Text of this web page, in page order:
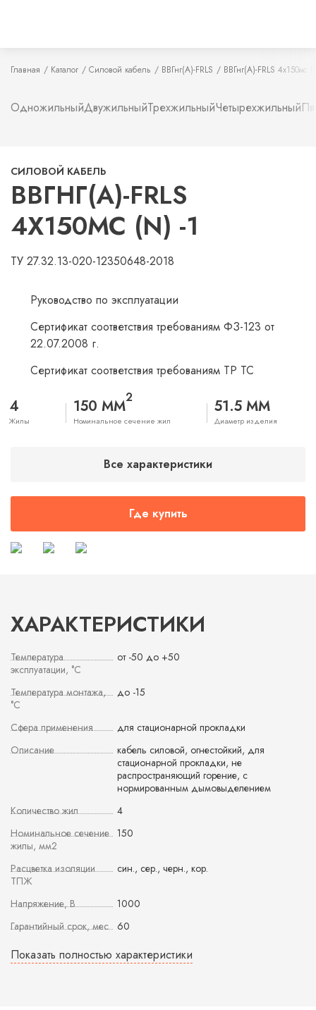
Главная Каталог Силовой кабель ВВГнг(А)-FRLS ВВГнг(А)-FRLS 4х150мс
ОдножильныйДвужильныйТрехжильныйЧетырехжильный
СИЛОВОЙ КАБЕЛЬ
ВВГНГ(А)-FRLS
4Х150МС (N) -1
ТУ 27.32.13-020-12350648-2018
Руководство по эксплуатации
Сертификат соответствия требованиям ФЗ-123 от
22.07.2008 г.
Сертификат соответствия требованиям ТР ТС
4
Жилы
150 ММ2
Номинальное сечение жил
51.5 ММ
Диаметр изделия
Все характеристики
Где купить
ХАРАКТЕРИСТИКИ
Температура
эксплуатации, °С
от -50 до +50
Температура монтажа,
°С
до -15
Сфера применения
для стационарной прокладки
Описание
кабель силовой, огнестойкий, для
стационарной прокладки, не
распространяющий горение, с
нормированным дымовыделением
Количество жил
4
Номинальное сечение
жилы, мм2
150
Расцветка изоляции
ТПЖ
син., сер., черн., кор.
Напряжение, В
1000
Гарантийный срок, мес
60
Показать полностью характеристики